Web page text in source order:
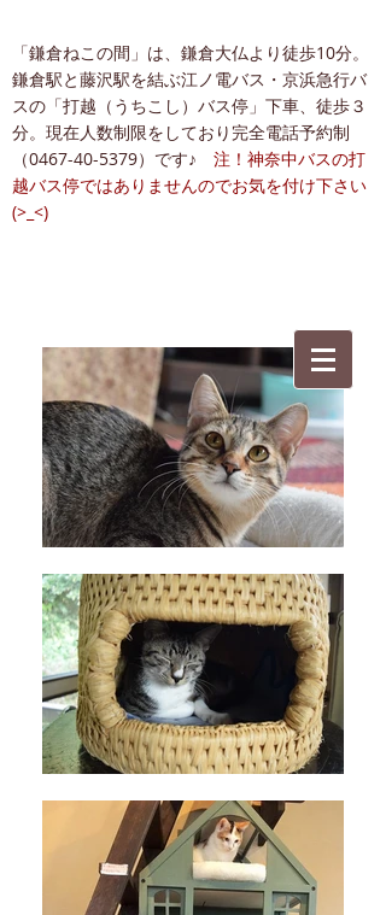
「鎌倉ねこの間」は、鎌倉大仏より徒歩10分。
鎌倉駅と藤沢駅を結ぶ江ノ電バス・京浜急行バ
スの「打越（うちこし）バス停」下車、徒歩３
分。現在人数制限をしており完全電話予約制
（0467-40-5379）です♪ 注！神奈中バスの打
越バス停ではありませんのでお気を付け下さい
(>_<)